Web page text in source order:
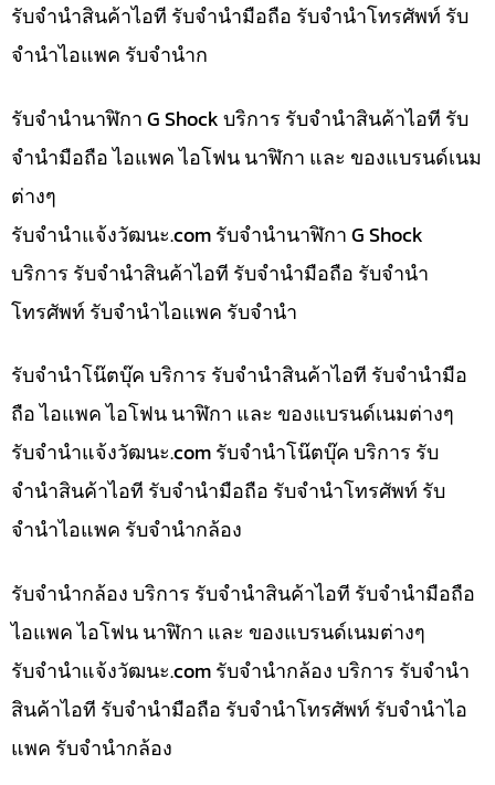
รับจำนำสินค้าไอที รับจำนำมือถือ รับจำนำโทรศัพท์ รับ
จำนำไอแพค รับจำนำก
รับจำนำนาฬิกา G Shock บริการ รับจำนำสินค้าไอที รับ
จำนำมือถือ ไอแพค ไอโฟน นาฬิกา และ ของแบรนด์เนม
ต่างๆ
รับจํานําแจ้งวัฒนะ.com รับจำนำนาฬิกา G Shock
บริการ รับจำนำสินค้าไอที รับจำนำมือถือ รับจำนำ
โทรศัพท์ รับจำนำไอแพค รับจำนำ
รับจำนำโน๊ตบุ๊ค บริการ รับจำนำสินค้าไอที รับจำนำมือ
ถือ ไอแพค ไอโฟน นาฬิกา และ ของแบรนด์เนมต่างๆ
รับจํานําแจ้งวัฒนะ.com รับจำนำโน๊ตบุ๊ค บริการ รับ
จำนำสินค้าไอที รับจำนำมือถือ รับจำนำโทรศัพท์ รับ
จำนำไอแพค รับจำนำกล้อง
รับจำนำกล้อง บริการ รับจำนำสินค้าไอที รับจำนำมือถือ
ไอแพค ไอโฟน นาฬิกา และ ของแบรนด์เนมต่างๆ
รับจํานําแจ้งวัฒนะ.com รับจำนำกล้อง บริการ รับจำนำ
สินค้าไอที รับจำนำมือถือ รับจำนำโทรศัพท์ รับจำนำไอ
แพค รับจำนำกล้อง